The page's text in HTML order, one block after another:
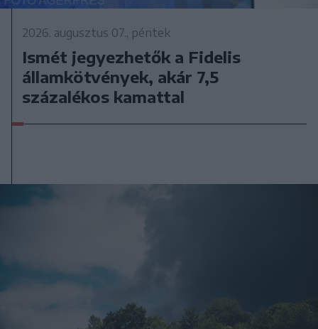
2026. augusztus 07., péntek
Ismét jegyezhetők a Fidelis
államkötvények, akár 7,5
százalékos kamattal